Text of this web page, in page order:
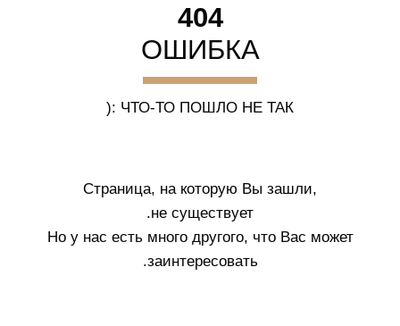
404
ОШИБКА
ЧТО-ТО ПОШЛО НЕ ТАК :(
Страница, на которую Вы зашли,
не существует.
Но у нас есть много другого, что Вас может
заинтересовать.